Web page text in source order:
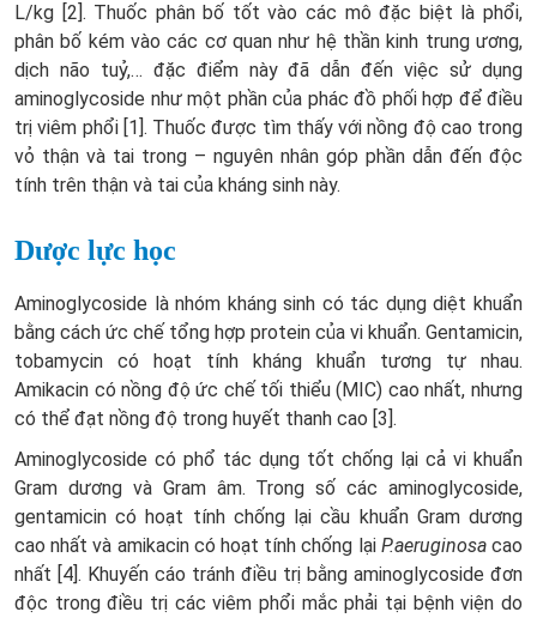
L/kg [2]. Thuốc phân bố tốt vào các mô đặc biệt là phổi,
phân bố kém vào các cơ quan như hệ thần kinh trung ương,
dịch não tuỷ,… đặc điểm này đã dẫn đến việc sử dụng
aminoglycoside như một phần của phác đồ phối hợp để điều
trị viêm phổi [1]. Thuốc được tìm thấy với nồng độ cao trong
vỏ thận và tai trong – nguyên nhân góp phần dẫn đến độc
tính trên thận và tai của kháng sinh này.
Dược lực học
Aminoglycoside là nhóm kháng sinh có tác dụng diệt khuẩn
bằng cách ức chế tổng hợp protein của vi khuẩn. Gentamicin,
tobamycin có hoạt tính kháng khuẩn tương tự nhau.
Amikacin có nồng độ ức chế tối thiểu (MIC) cao nhất, nhưng
có thể đạt nồng độ trong huyết thanh cao [3].
Aminoglycoside có phổ tác dụng tốt chống lại cả vi khuẩn
Gram dương và Gram âm. Trong số các aminoglycoside,
gentamicin có hoạt tính chống lại cầu khuẩn Gram dương
cao nhất và amikacin có hoạt tính chống lại P.aeruginosacao
nhất [4]. Khuyến cáo tránh điều trị bằng aminoglycoside đơn
độc trong điều trị các viêm phổi mắc phải tại bệnh viện do